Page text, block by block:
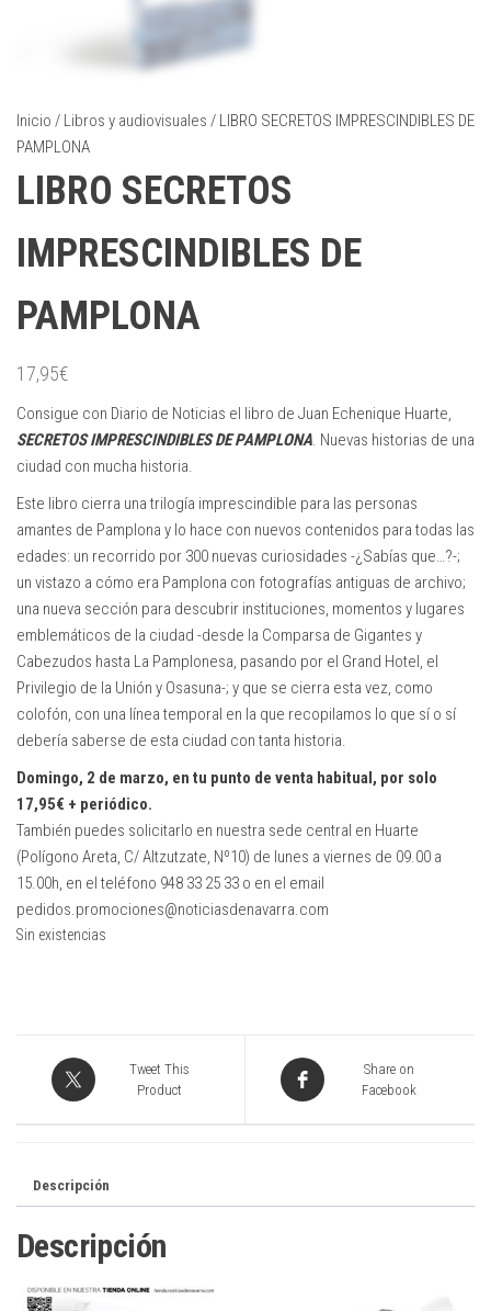
Inicio / Libros y audiovisuales / LIBRO SECRETOS IMPRESCINDIBLES DE
PAMPLONA
LIBRO SECRETOS
IMPRESCINDIBLES DE
PAMPLONA
17,95€
Consigue con Diario de Noticias el libro de Juan Echenique Huarte,
SECRETOS IMPRESCINDIBLES DE PAMPLONA. Nuevas historias de una
ciudad con mucha historia.
Este libro cierra una trilogía imprescindible para las personas
amantes de Pamplona y lo hace con nuevos contenidos para todas las
edades: un recorrido por 300 nuevas curiosidades -¿Sabías que…?-;
un vistazo a cómo era Pamplona con fotografías antiguas de archivo;
una nueva sección para descubrir instituciones, momentos y lugares
emblemáticos de la ciudad -desde la Comparsa de Gigantes y
Cabezudos hasta La Pamplonesa, pasando por el Grand Hotel, el
Privilegio de la Unión y Osasuna-; y que se cierra esta vez, como
colofón, con una línea temporal en la que recopilamos lo que sí o sí
debería saberse de esta ciudad con tanta historia.
Domingo, 2 de marzo, en tu punto de venta habitual, por solo
17,95€ + periódico.
También puedes solicitarlo en nuestra sede central en Huarte
(Polígono Areta, C/ Altzutzate, Nº10) de lunes a viernes de 09.00 a
15.00h, en el teléfono 948 33 25 33 o en el email
pedidos.promociones@noticiasdenavarra.com
Sin existencias
Tweet This
Product
Share on
Facebook
Descripción
Descripción